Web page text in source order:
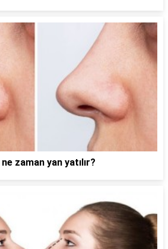
zaman yan yatılır?